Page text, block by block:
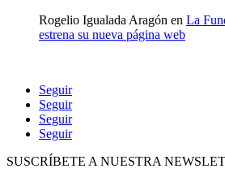
Rogelio Igualada Aragón en La
estrena su nueva página web
Seguir
Seguir
Seguir
Seguir
SUSCRÍBETE A NUESTRA